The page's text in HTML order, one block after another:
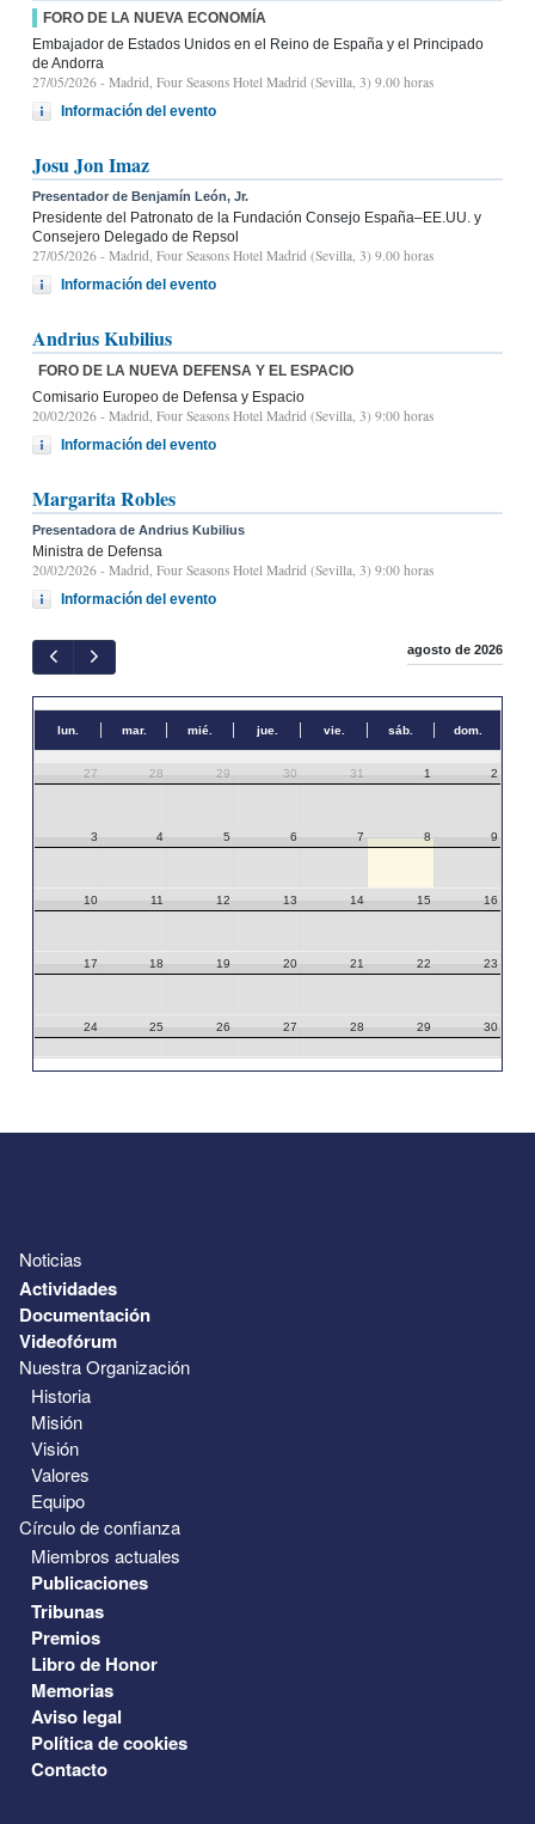
FORO DE LA NUEVA ECONOMÍA
Embajador de Estados Unidos en el Reino de España y el Principado
de Andorra
27/05/2026 - Madrid, Four Seasons Hotel Madrid (Sevilla, 3) 9.00 horas
Información del evento
Josu Jon Imaz
Presentador de Benjamín León, Jr.
Presidente del Patronato de la Fundación Consejo España–EE.UU. y
Consejero Delegado de Repsol
27/05/2026 - Madrid, Four Seasons Hotel Madrid (Sevilla, 3) 9.00 horas
Información del evento
Andrius Kubilius
FORO DE LA NUEVA DEFENSA Y EL ESPACIO
Comisario Europeo de Defensa y Espacio
20/02/2026 - Madrid, Four Seasons Hotel Madrid (Sevilla, 3) 9:00 horas
Información del evento
Margarita Robles
Presentadora de Andrius Kubilius
Ministra de Defensa
20/02/2026 - Madrid, Four Seasons Hotel Madrid (Sevilla, 3) 9:00 horas
Información del evento
agosto de 2026
lun. mar. mié. jue. vie. sáb. dom.
27 28 29 30 31 1 2
3 4 5 6 7 8 9
10 11 12 13 14 15 16
17 18 19 20 21 22 23
24 25 26 27 28 29 30
Noticias
Actividades
Documentación
Videofórum
Nuestra Organización
Historia
Misión
Visión
Valores
Equipo
Círculo de confianza
Miembros actuales
Publicaciones
Tribunas
Premios
Libro de Honor
Memorias
Aviso legal
Política de cookies
Contacto